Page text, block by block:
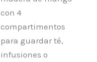
con 4
compartimentos
para guardar té,
infusiones o